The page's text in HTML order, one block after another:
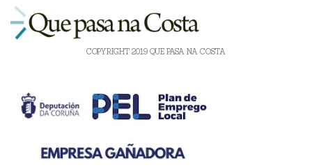
COPYRIGHT 2019 QUE PASA NA COSTA